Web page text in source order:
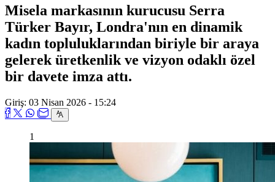
Misela markasının kurucusu Serra
Türker Bayır, Londra'nın en dinamik
kadın topluluklarından biriyle bir araya
gelerek üretkenlik ve vizyon odaklı özel
bir davete imza attı.
Giriş: 03 Nisan 2026 - 15:24
1